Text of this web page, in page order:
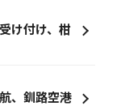
け付け、柑
、釧路空港